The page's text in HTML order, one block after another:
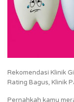
Rekomendasi Klinik
Rating Bagus, Klinik
Pernahkah kamu